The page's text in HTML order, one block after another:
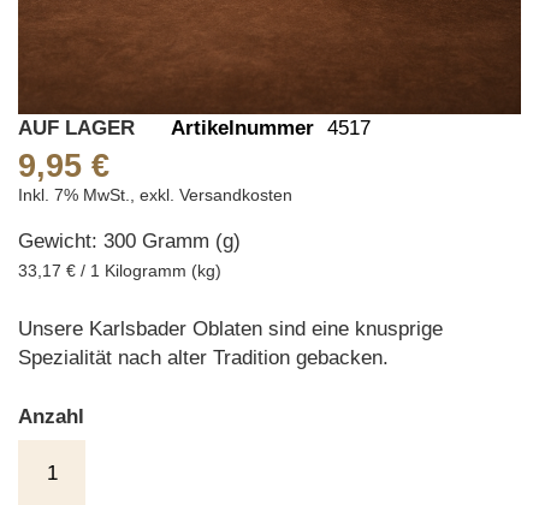
Skip
to
the
of
the
gallery
AUF LAGER Artikelnummer 4517
9,95 €
Inkl. 7% MwSt., exkl. Versandkosten
Gewicht: 300 Gramm (g)
33,17 € / 1 Kilogramm (kg)
Unsere Karlsbader Oblaten sind eine knusprige
Spezialität nach alter Tradition gebacken.
Anzahl